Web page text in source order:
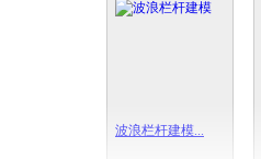
波浪栏杆建模...